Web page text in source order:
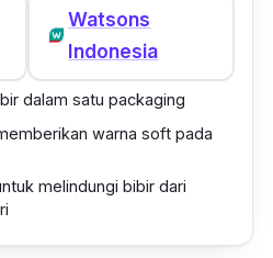
Watsons
Indonesia
dalam satu packaging
warna soft pada
melindungi bibir dari